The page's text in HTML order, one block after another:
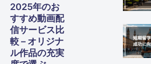
2025年のお
すすめ動画配
信サービス比
較 – オリジナ
ル作品の充実